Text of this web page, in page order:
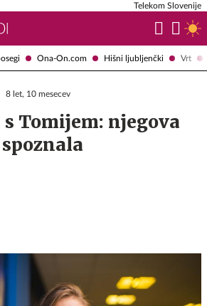
Ona-On.com Hišni ljubljenčki Vrt
Telekom Slovenije
8 let, 10 mesecev
s Tomijem: njegova